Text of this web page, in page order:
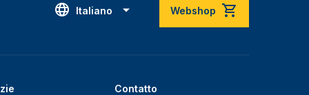
Italiano Webshop
Contatto